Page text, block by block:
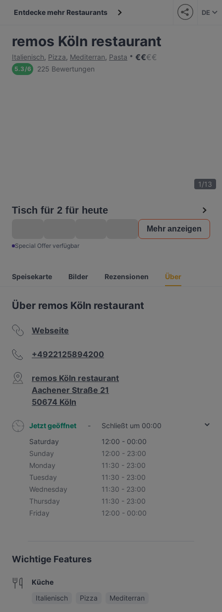
Entdecke mehr Restaurants DE
remos Köln restaurant
Italienisch, Pizza, Mediterran, Pasta €€€€
5.3/6 225 Bewertungen
1/13
Tisch für 2 für heute
Mehr anzeigen
Special Offer verfügbar
Speisekarte Bilder Rezensionen Über
Über remos Köln restaurant
Webseite
+4922125894200
remos Köln restaurant
Aachener Straße 21
50674 Köln
Jetzt geöffnet -
Schließt um 00:00
Saturday
12:00 - 00:00
Sunday
12:00 - 23:00
Monday
11:30 - 23:00
Tuesday
11:30 - 23:00
Wednesday
11:30 - 23:00
Thursday
11:30 - 23:00
Friday
12:00 - 00:00
Wichtige Features
Küche
Italienisch
Pizza Mediterran